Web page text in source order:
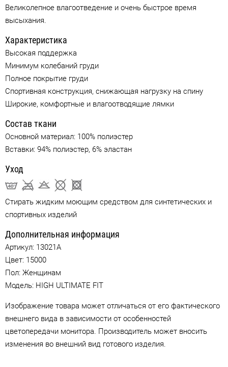
Великолепное влагоотведение и очень быстрое время
высыхания.
Характеристика
Высокая поддержка
Минимум колебаний груди
Полное покрытие груди
Спортивная конструкция, снижающая нагрузку на спину
Широкие, комфортные и влагоотводящие лямки
Состав ткани
Основной материал: 100% полиэстер
Вставки: 94% полиэстер, 6% эластан
Уход
Стирать жидким моющим средством для синтетических и
спортивных изделий
Дополнительная информация
Артикул: 13021A
Цвет: 15000
Пол: Женщинам
Модель: HIGH ULTIMATE FIT
Изображение товара может отличаться от его фактического
внешнего вида в зависимости от особенностей
цветопередачи монитора. Производитель может вносить
изменения во внешний вид готового изделия.